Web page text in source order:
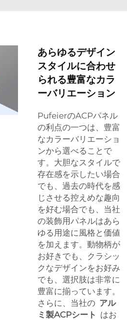
あらゆるデザイン
スタイルに合わせ
られる豊富なカラ
ーバリエーション
PufeierのACPパネル
の利点の一つは、豊富
なカラーバリエーショ
ンから選べることで
す。大胆なスタイルで
存在感を示したい場合
でも、過去の時代を感
じさせる控えめな趣向
を好む場合でも、当社
の装飾用パネルはあら
ゆる用途に風格と価値
を加えます。動物柄が
お好きでも、クラシッ
クなデザインをお好み
でも、選択肢は非常に
豊富に揃っています。
さらに、当社の アル
ミ製ACPシート はお